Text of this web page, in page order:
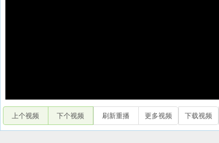
上个视频 下个视频 刷新重播 更多视频 下载视频